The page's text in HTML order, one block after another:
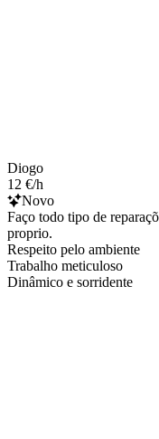
Diogo
12 €/h
Novo
Faço todo tipo de
proprio.
Respeito pelo ambiente
Trabalho meticuloso
Dinâmico e sorridente